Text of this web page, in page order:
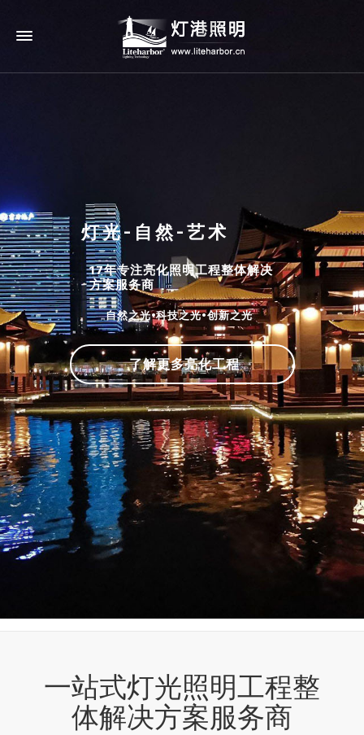
灯光-自然-艺术
17年专注亮化照明工程整体解决
方案服务商
自然之光•科技之光•创新之光
了解更多亮化工程
一站式灯光照明工程整
体解决方案服务商